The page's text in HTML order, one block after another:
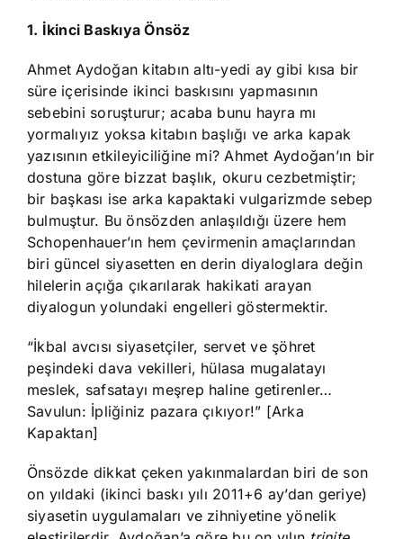
1. İkinci Baskıya Önsöz
Ahmet Aydoğan kitabın altı-yedi ay gibi kısa bir
süre içerisinde ikinci baskısını yapmasının
sebebini soruşturur; acaba bunu hayra mı
yormalıyız yoksa kitabın başlığı ve arka kapak
yazısının etkileyiciliğine mi? Ahmet Aydoğan’ın bir
dostuna göre bizzat başlık, okuru cezbetmiştir;
bir başkası ise arka kapaktaki vulgarizmde sebep
bulmuştur. Bu önsözden anlaşıldığı üzere hem
Schopenhauer’ın hem çevirmenin amaçlarından
biri güncel siyasetten en derin diyaloglara değin
hilelerin açığa çıkarılarak hakikati arayan
diyalogun yolundaki engelleri göstermektir.
“İkbal avcısı siyasetçiler, servet ve şöhret
peşindeki dava vekilleri, hülasa mugalatayı
meslek, safsatayı meşrep haline getirenler…
Savulun: İpliğiniz pazara çıkıyor!” [Arka
Kapaktan]
Önsözde dikkat çeken yakınmalardan biri de son
on yıldaki (ikinci baskı yılı 2011+6 ay’dan geriye)
siyasetin uygulamaları ve zihniyetine yönelik